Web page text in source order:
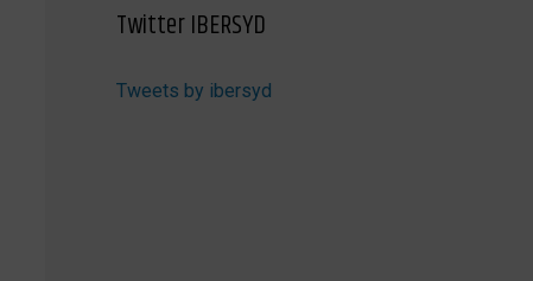
Twitter IBERSYD
Tweets by ibersyd